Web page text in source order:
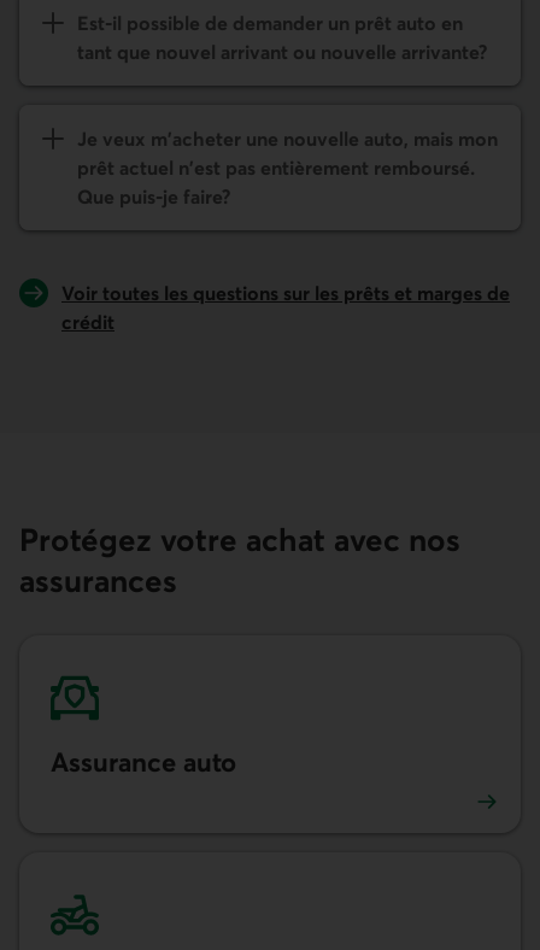
Est-il possible de demander un prêt auto en
tant que nouvel arrivant ou nouvelle arrivante?
Je veux m'acheter une nouvelle auto, mais mon
prêt actuel n'est pas entièrement remboursé.
Que puis-je faire?
Voir toutes les questions sur les prêts et marges de
crédit
Protégez votre achat avec nos
assurances
Assurance auto